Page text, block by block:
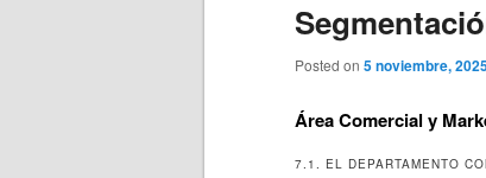
Posted on 5 noviembre,
Área Comercial y
7.1. EL DEPARTAMENTO